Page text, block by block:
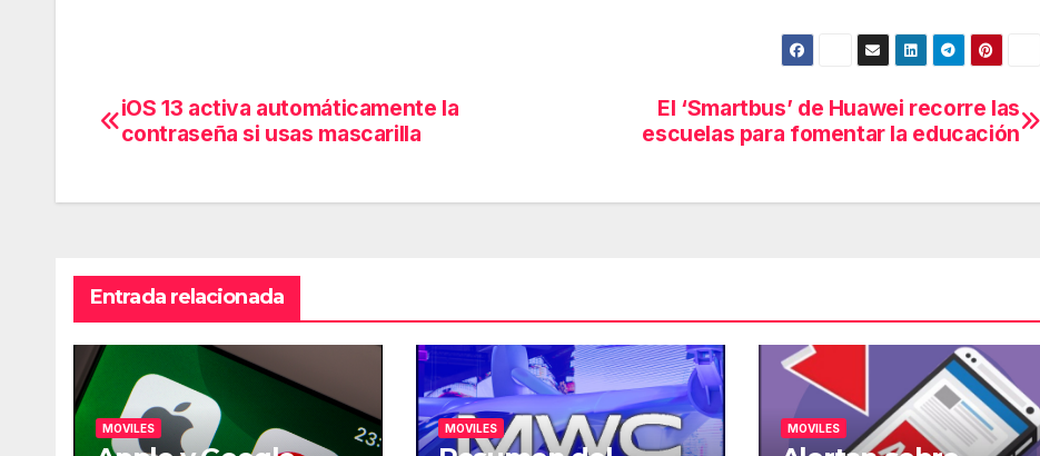
Navegación
entradas
El ‘Smartbus’ de Huawei recorre las
escuelas para fomentar la educación
iOS 13 activa automáticamente la
contraseña si usas mascarilla
Entrada relacionada
MOVILES MOVILES MOVILES